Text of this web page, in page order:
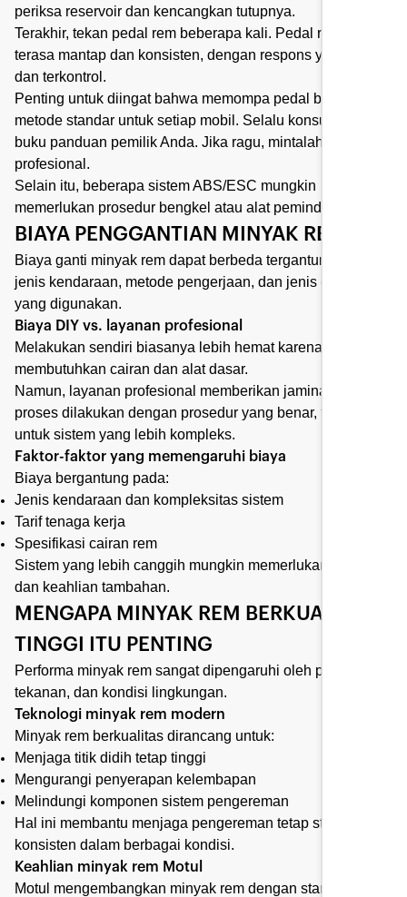
periksa reservoir dan kencangkan tutupnya.
Terakhir, tekan pedal rem beberapa kali. Pedal rem harus
terasa mantap dan konsisten, dengan respons yang stabil
dan terkontrol.
Penting untuk diingat bahwa memompa pedal bukanlah
metode standar untuk setiap mobil. Selalu konsultasikan
buku panduan pemilik Anda. Jika ragu, mintalah saran
profesional.
Selain itu, beberapa sistem ABS/ESC mungkin
memerlukan prosedur bengkel atau alat pemindai.
BIAYA PENGGANTIAN MINYAK REM
Biaya ganti minyak rem dapat berbeda tergantung pada
jenis kendaraan, metode pengerjaan, dan jenis cairan
yang digunakan.
Biaya DIY vs. layanan profesional
Melakukan sendiri biasanya lebih hemat karena hanya
membutuhkan cairan dan alat dasar.
Namun, layanan profesional memberikan jaminan bahwa
proses dilakukan dengan prosedur yang benar, terutama
untuk sistem yang lebih kompleks.
Faktor-faktor yang memengaruhi biaya
Biaya bergantung pada:
Jenis kendaraan dan kompleksitas sistem
Tarif tenaga kerja
Spesifikasi cairan rem
Sistem yang lebih canggih mungkin memerlukan waktu
dan keahlian tambahan.
MENGAPA MINYAK REM BERKUALITAS
TINGGI ITU PENTING
Performa minyak rem sangat dipengaruhi oleh panas,
tekanan, dan kondisi lingkungan.
Teknologi minyak rem modern
Minyak rem berkualitas dirancang untuk:
Menjaga titik didih tetap tinggi
Mengurangi penyerapan kelembapan
Melindungi komponen sistem pengereman
Hal ini membantu menjaga pengereman tetap stabil dan
konsisten dalam berbagai kondisi.
Keahlian minyak rem Motul
Motul mengembangkan minyak rem dengan standar tinggi